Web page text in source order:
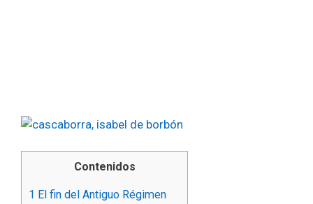
Contenidos
1 El fin del Antiguo Régimen